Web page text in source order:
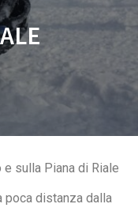
sulla Piana di Riale
poca distanza dalla